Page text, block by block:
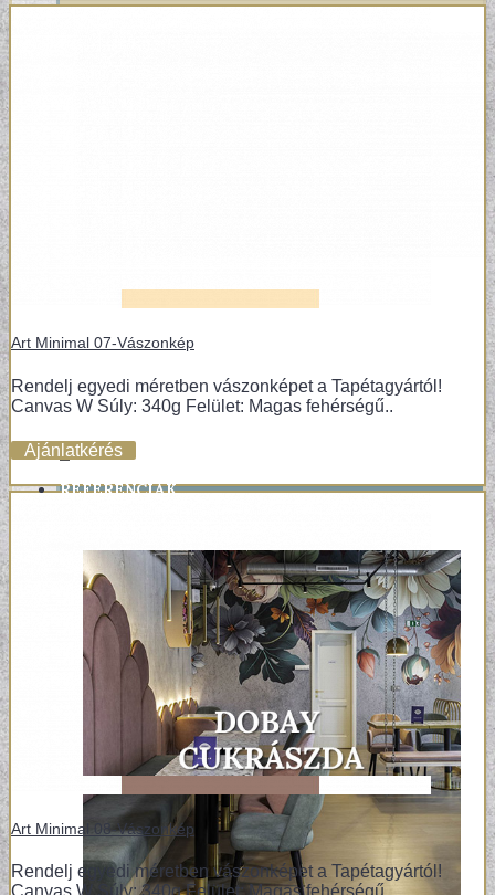
+
REFERENCIÁK
Art Minimal 07-Vászonkép
Rendelj egyedi méretben vászonképet a Tapétagyártól!
Canvas W Súly: 340g Felület: Magas fehérségű..
Ajánlatkérés
Art Minimal 08-Vászonkép
Rendelj egyedi méretben vászonképet a Tapétagyártól!